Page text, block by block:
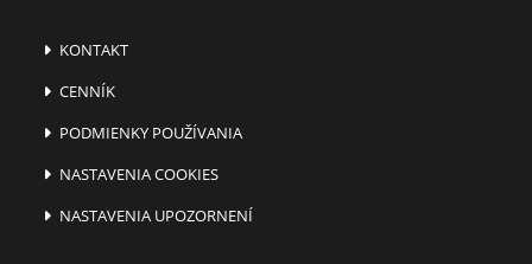
KONTAKT
CENNÍK
PODMIENKY POUŽÍVANIA
NASTAVENIA COOKIES
NASTAVENIA UPOZORNENÍ